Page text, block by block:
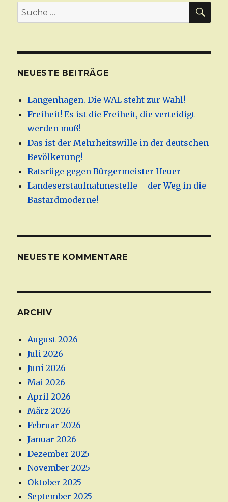
Suche
nach:
NEUESTE BEITRÄGE
Langenhagen. Die WAL steht zur Wahl!
Freiheit! Es ist die Freiheit, die verteidigt
werden muß!
Das ist der Mehrheitswille in der deutschen
Bevölkerung!
Ratsrüge gegen Bürgermeister Heuer
Landeserstaufnahmestelle – der Weg in die
Bastardmoderne!
NEUESTE KOMMENTARE
ARCHIV
August 2026
Juli 2026
Juni 2026
Mai 2026
April 2026
März 2026
Februar 2026
Januar 2026
Dezember 2025
November 2025
Oktober 2025
September 2025